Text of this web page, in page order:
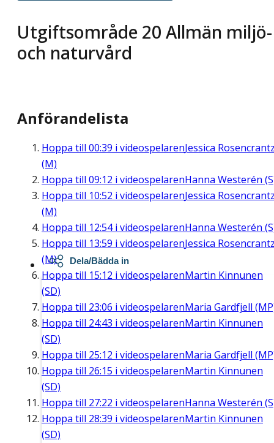
Utgiftsområde 20 Allmän miljö-
och naturvård
Anförandelista
Hoppa till 00:39 i videospelarenJessica
(M)
Hoppa till 09:12 i videospelarenHanna Westerén
Hoppa till 10:52 i videospelarenJessica
(M)
Hoppa till 12:54i videospelarenHanna Westerén
Hoppa till 13:59 i videospelarenJessica
(M)
Hoppa till 15:12 i videospelarenMartin Kinnunen
(SD)
Hoppa till 23:06 i videospelarenMaria Gardfjell
Hoppa till 24:43 i videospelarenMartin Kinnunen
(SD)
Hoppa till 25:12 i videospelarenMaria Gardfjell
Hoppa till 26:15 i videospelarenMartin Kinnunen
(SD)
Hoppa till 27:22 i videospelarenHanna Westerén
Hoppa till 28:39 i videospelarenMartin Kinnunen
(SD)
Dela/Bädda in